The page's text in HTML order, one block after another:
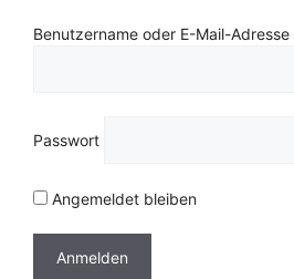
Benutzername oder E-Mail-Adresse
Passwort
Angemeldet bleiben